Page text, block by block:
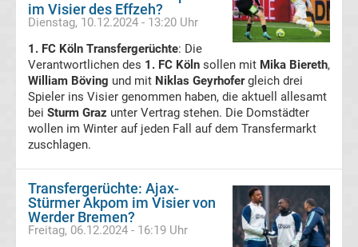
Jahres
Stadion
Liste
Deutschland
Transfermarkt
Bundesliga
im Visier des Effzeh?
Dienstag, 10.12.2024 - 13:20 Uhr
1. FC Köln Transfergerüchte: Die
Verantwortlichen des 1. FC Köln sollen mit Mika Biereth,
William Böving und mit Niklas Geyrhofergleich drei
Spieler ins Visier genommen haben, die aktuell allesamt
bei Sturm Graz unter Vertrag stehen. Die Domstädter
wollen im Winter auf jeden Fall auf dem Transfermarkt
zuschlagen.
Transfergerüchte: Ajax-
Stürmer Akpom im Visier von
Werder Bremen?
Freitag, 06.12.2024 - 16:19 Uhr